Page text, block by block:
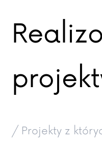
/ Projekty z